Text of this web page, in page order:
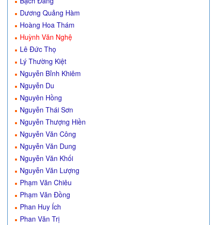
Dương Quảng Hàm
Hoàng Hoa Thám
Huỳnh Văn Nghệ
Lê Đức Thọ
Lý Thường Kiệt
Nguyễn Bỉnh Khiêm
Nguyễn Du
Nguyên Hồng
Nguyễn Thái Sơn
Nguyễn Thượng Hiền
Nguyễn Văn Công
Nguyễn Văn Dung
Nguyễn Văn Khối
Nguyễn Văn Lượng
Phạm Văn Chiêu
Phạm Văn Đồng
Phan Huy Ích
Phan Văn Trị